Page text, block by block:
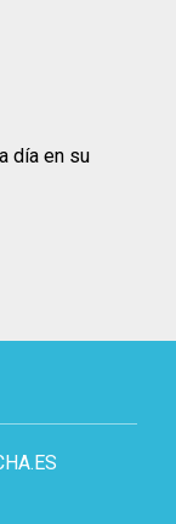
día en su